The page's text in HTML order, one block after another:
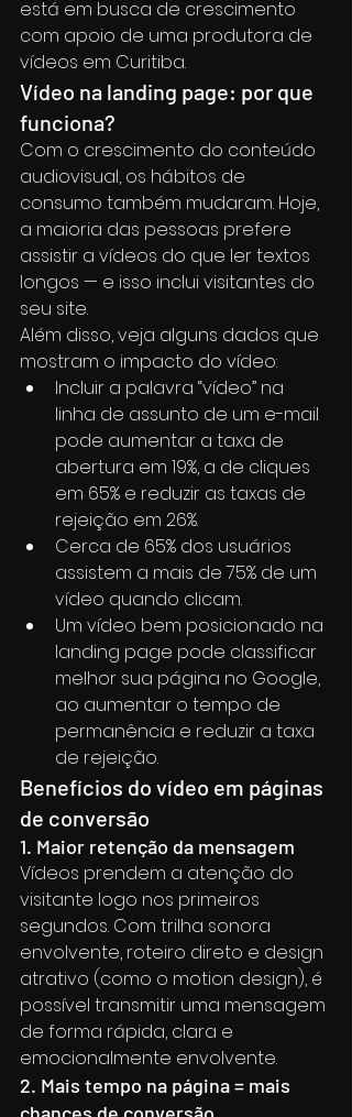
está em busca de crescimento
com apoio de uma produtora de
vídeos em Curitiba.
Vídeo na landing page: por que
funciona?
Com o crescimento do conteúdo
audiovisual, os hábitos de
consumo também mudaram. Hoje,
a maioria das pessoas prefere
assistir a vídeos do que ler textos
longos — e isso inclui visitantes do
seu site.
Além disso, veja alguns dados que
mostram o impacto do vídeo:
Incluir a palavra “vídeo” na
linha de assunto de um e-mail
pode aumentar a taxa de
abertura em 19%, a de cliques
em 65% e reduzir as taxas de
rejeição em 26%.
Cerca de 65% dos usuários
assistem a mais de 75% de um
vídeo quando clicam.
Um vídeo bem posicionado na
landing page pode classificar
melhor sua página no Google,
ao aumentar o tempo de
permanência e reduzir a taxa
de rejeição.
Benefícios do vídeo em páginas
de conversão
1. Maior retenção da mensagem
Vídeos prendem a atenção do
visitante logo nos primeiros
segundos. Com trilha sonora
envolvente, roteiro direto e design
atrativo (como o motion design), é
possível transmitir uma mensagem
de forma rápida, clara e
emocionalmente envolvente.
2. Mais tempo na página = mais